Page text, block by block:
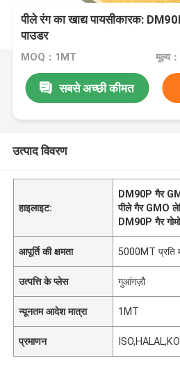
पीले रंग का खाद्य पायसीकारक:
पाउडर
MOQ：1MT मूल्य
सबसे अच्छी कीमत
उत्पाद विवरण
हाइलाइट:
DM90P गैर
पीले गैर GMO
DM90P गैर
आपूर्ति की क्षमता 5000MT प्रति
उत्पत्ति के प्लेस गुआंगज़ौ
न्यूनतम आदेश मात्रा 1MT
प्रमाणन